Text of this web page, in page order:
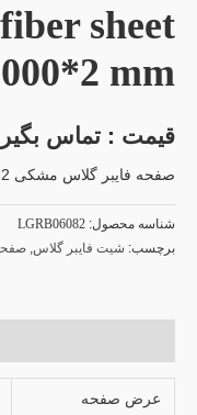
sheet
mm
قیمت : تماس
صفحه فایبر گلاس مشکی 2×500×2000 میلی متر
شناسه محصول: LGRB06082
برچسب: شیت فایبر گلاس
عرض صفحه